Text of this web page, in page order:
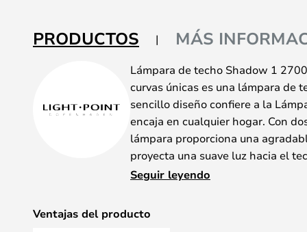
galería
de
PRODUCTOS MÁS
Lámpara de techo Shadow 1
curvas únicas es una lámpara de
sencillo diseño confiere a la
encaja en cualquier hogar. Con
lámpara proporciona una
proyecta una suave luz hacia el
utilizarla como aplique.
blanco y el negro están
Seguir leyendo
Ventajas del producto